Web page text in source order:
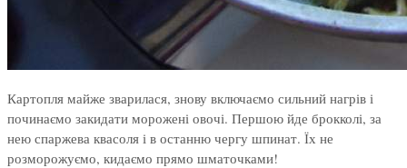
Картопля майже зварилася, знову включаємо сильний нагрів і
починаємо закидати морожені овочі. Першою йде брокколі, за
нею спаржева квасоля і в останню чергу шпинат. Їх не
розморожуємо, кидаємо прямо шматочками!